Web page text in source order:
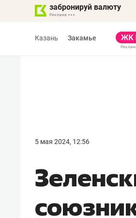
забронируй валюту
Казань Закамье
5 мая 2024, 12:56